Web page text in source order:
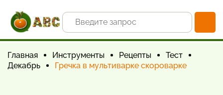
Главная Инструменты Рецепты
Тест
Декабрь
Гречка в мультиварке скороварке